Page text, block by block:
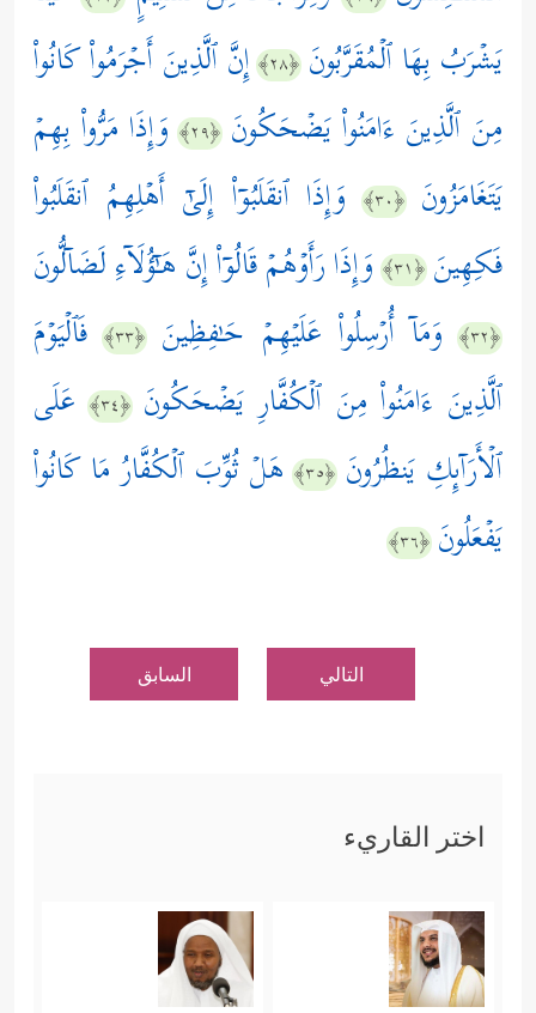
یَشۡرَبُ بِهَا ٱلۡمُقَرَّبُونَ ﴿٢٨﴾
إِنَّ ٱلَّذِینَ أَجۡرَمُواْ كَانُواْ
مِنَ ٱلَّذِینَ ءَامَنُواْ یَضۡحَكُونَ ﴿٢٩﴾
وَإِذَا مَرُّواْ بِهِمۡ
یَتَغَامَزُونَ ﴿٣٠﴾
وَإِذَا ٱنقَلَبُوۤاْ إِلَىٰۤ أَهۡلِهِمُ ٱنقَلَبُواْ
فَكِهِینَ ﴿٣١﴾ وَإِذَا رَأَوۡهُمۡ قَالُوۤاْ إِنَّ هَـٰۤؤُلَاۤءِ لَضَاۤلُّونَ
﴿٣٢﴾ وَمَاۤ أُرۡسِلُواْ عَلَیۡهِمۡ حَـٰفِظِینَ ﴿٣٣﴾
فَٱلۡیَوۡمَ
ٱلَّذِینَ ءَامَنُواْ مِنَ ٱلۡكُفَّارِ یَضۡحَكُونَ ﴿٣٤﴾
عَلَى
ٱلۡأَرَاۤىِٕكِ یَنظُرُونَ ﴿٣٥﴾
هَلۡ ثُوِّبَ ٱلۡكُفَّارُ مَا كَانُواْ
یَفۡعَلُونَ ﴿٣٦﴾
التالي السابق
اختر القاريء